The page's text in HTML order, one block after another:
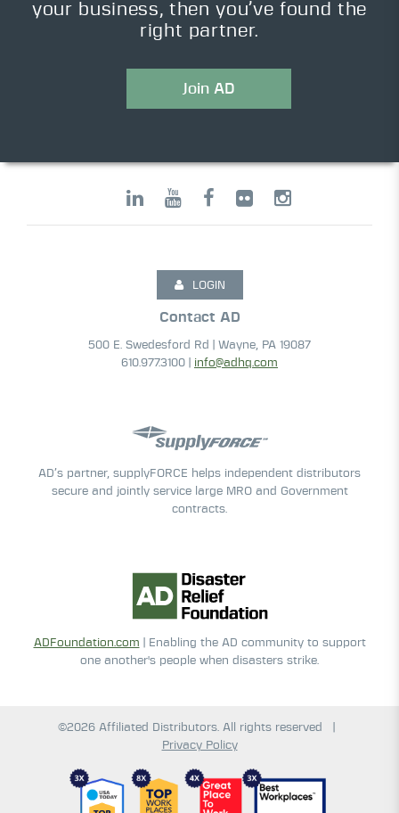
your business, then you’ve found the
right partner.
Join AD
LOGIN
Contact AD
500 E. Swedesford Rd | Wayne, PA 19087
610.977.3100 | info@adhq.com
AD’s partner, supplyFORCE helps independent distributors
secure and jointly service large MRO and Government
contracts.
ADFoundation.com | Enabling the AD community to support
one another's people when disasters strike.
©2026 Affiliated Distributors. All rights reserved
Privacy Policy